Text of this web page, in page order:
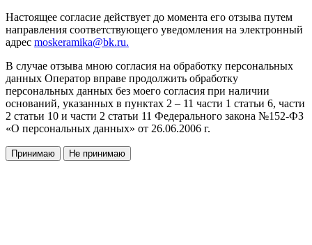
Настоящее согласие действует до момента его отзыва путем
направления соответствующего уведомления на электронный
адрес moskeramika@bk.ru.
В случае отзыва мною согласия на обработку персональных
данных Оператор вправе продолжить обработку
персональных данных без моего согласия при наличии
оснований, указанных в пунктах 2 – 11 части 1 статьи 6, части
2 статьи 10 и части 2 статьи 11 Федерального закона №152-ФЗ
«О персональных данных» от 26.06.2006 г.
Принимаю Не принимаю